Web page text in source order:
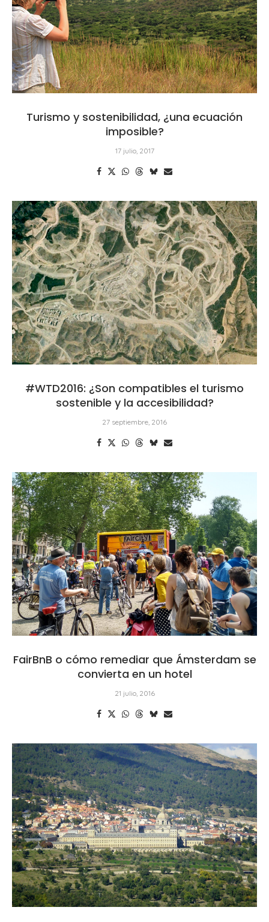
Turismo y sostenibilidad, ¿una ecuación
imposible?
17 julio, 2017
#WTD2016: ¿Son compatibles el turismo
sostenible y la accesibilidad?
27 septiembre, 2016
FairBnB o cómo remediar que Ámsterdam se
convierta en un hotel
21 julio, 2016